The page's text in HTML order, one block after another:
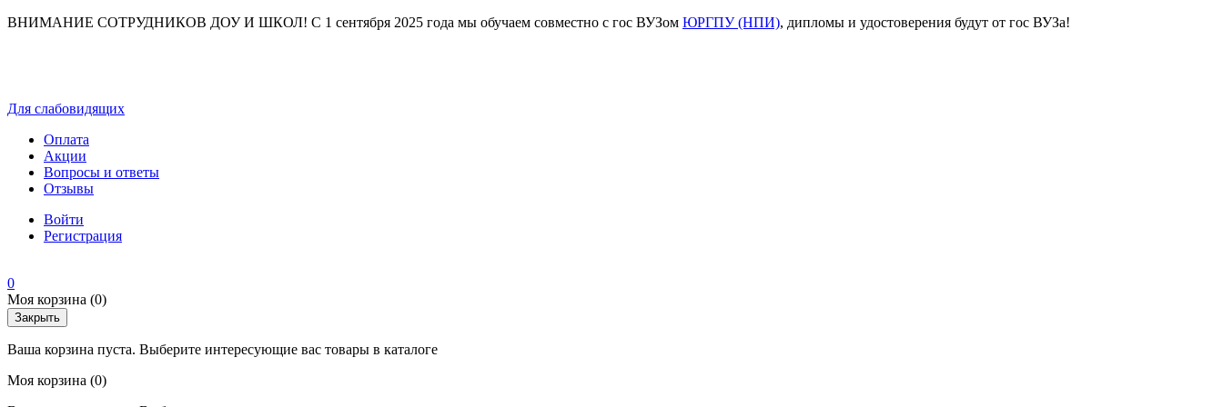
ВНИМАНИЕ СОТРУДНИКОВ ДОУ И ШКОЛ! С 1 сентября 2025 года мы обучаем совместно с гос ВУЗом ЮРГПУ (НПИ), дипломы и удостоверения будут от гос ВУЗа!
Для слабовидящих
Оплата
Акции
Вопросы и ответы
Отзывы
Войти
Регистрация
0
Моя корзина (0)
Закрыть
Ваша корзина пуста. Выберите интересующие вас товары в каталоге
Моя корзина (0)